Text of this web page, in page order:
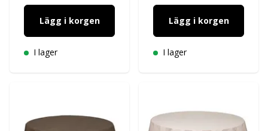
Lägg i korgen
I lager
Lägg i korgen
I lager